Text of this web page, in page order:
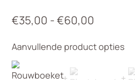
€35,00 -€60,00
tot
€60,00
Aanvullende product opties